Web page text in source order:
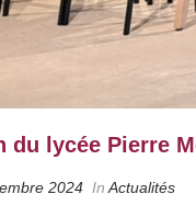
du lycée Pierre
2024 In Actualités